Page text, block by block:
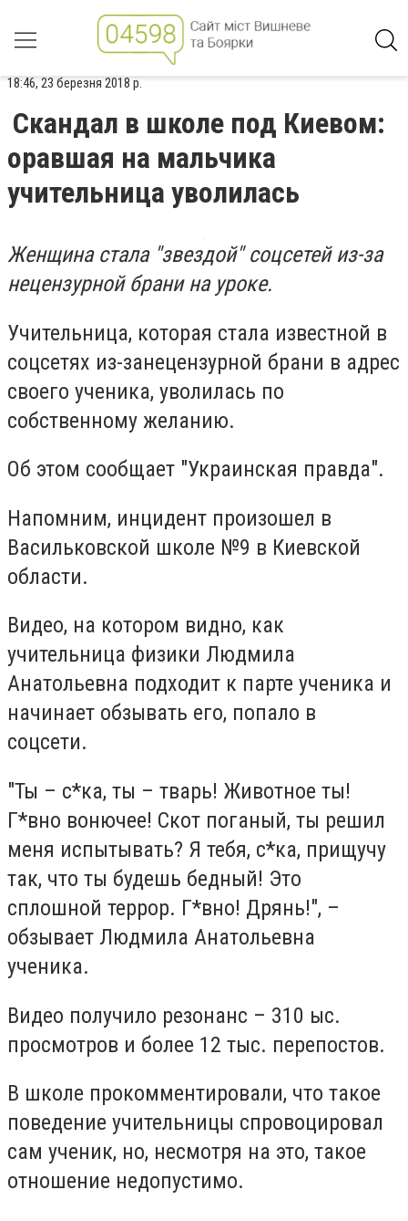
18:46, 23 березня 2018 р.
Скандал в школе под Киевом:
оравшая на мальчика
учительница уволилась
Женщина стала "звездой" соцсетей из-за
нецензурной брани на уроке.
Учительница, которая стала известной в
соцсетях из-занецензурной брани в адрес
своего ученика, уволилась по
собственному желанию.
Об этом сообщает "Украинская правда".
Напомним, инцидент произошел в
Васильковской школе №9 в Киевской
области.
Видео, на котором видно, как
учительница физики Людмила
Анатольевна подходит к парте ученика и
начинает обзывать его, попало в
соцсети.
"Ты – с*ка, ты – тварь! Животное ты!
Г*вно вонючее! Скот поганый, ты решил
меня испытывать? Я тебя, с*ка, прищучу
так, что ты будешь бедный! Это
сплошной террор. Г*вно! Дрянь!", –
обзывает Людмила Анатольевна
ученика.
Видео получило резонанс – 310 ыс.
просмотров и более 12 тыс. перепостов.
В школе прокомментировали, что такое
поведение учительницы спровоцировал
сам ученик, но, несмотря на это, такое
отношение недопустимо.